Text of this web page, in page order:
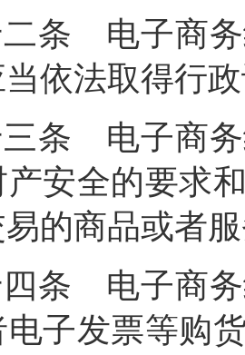
条 电子商
依法取得行
条 电子商
产安全的要求
的商品或者
条 电子商
电子发票等购